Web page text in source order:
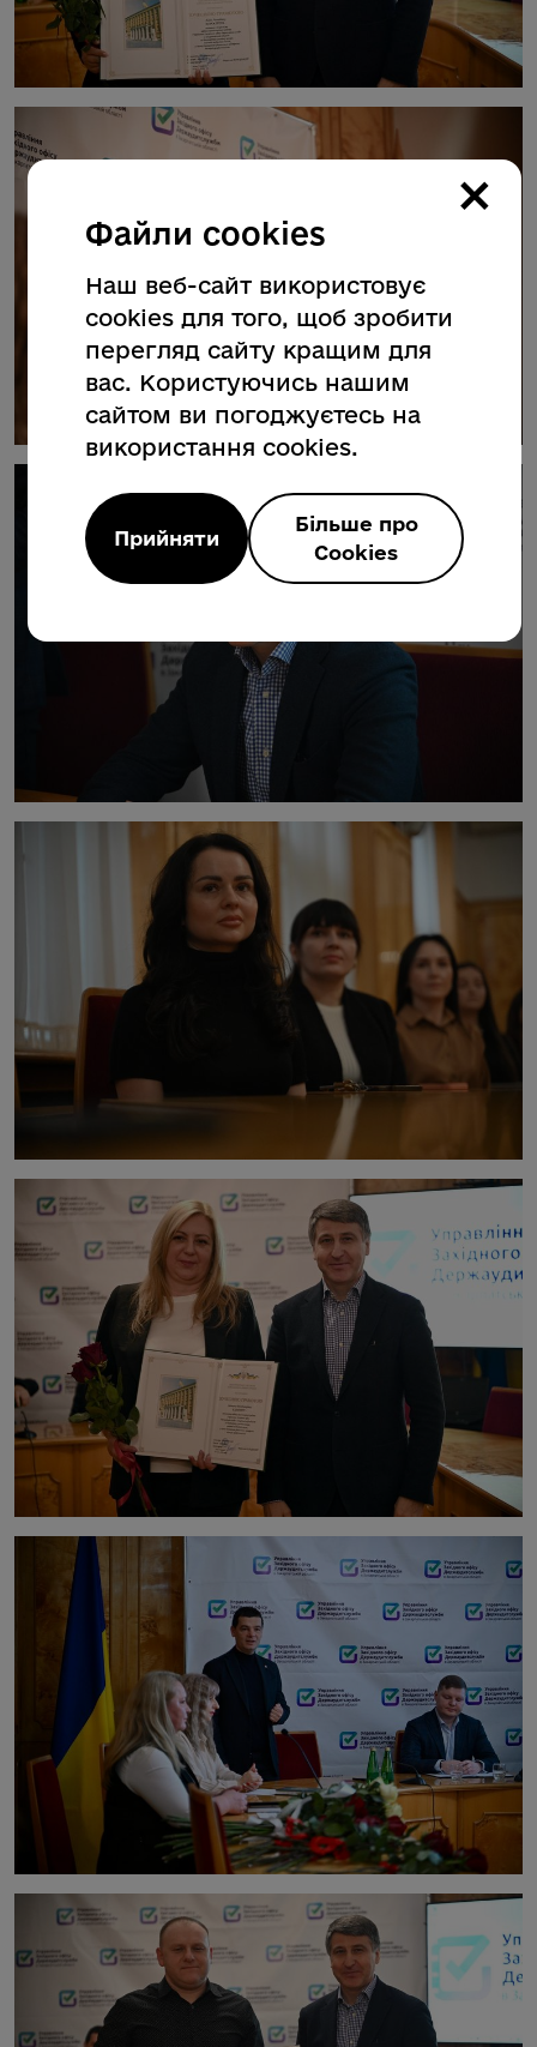
×
Файли cookies
Наш веб-сайт використовує
cookies для того, щоб зробити
перегляд сайту кращим для
вас. Користуючись нашим
сайтом ви погоджуєтесь на
використання cookies.
Прийняти
Більше про
Cookies